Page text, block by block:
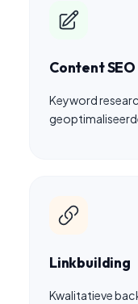
Content SEO
Keyword
Linkbuilding
Kwalitatieve